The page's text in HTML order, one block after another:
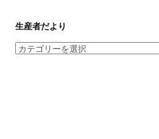
生産者だより
生